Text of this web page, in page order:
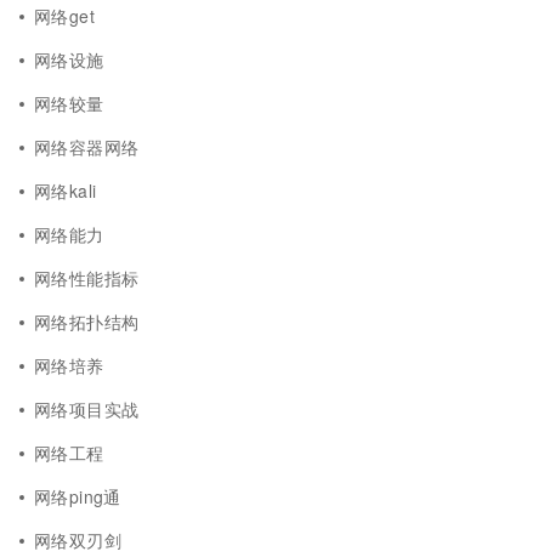
网络get
网络设施
网络较量
网络容器网络
网络kali
网络能力
网络性能指标
网络拓扑结构
网络培养
网络项目实战
网络工程
网络ping通
网络双刃剑